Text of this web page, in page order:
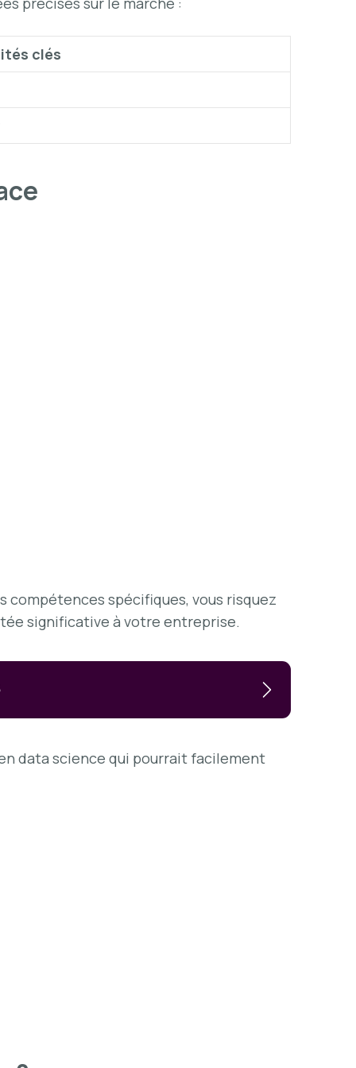
clés
compétences spécifiques, vous risquez
significative à votre entreprise.
data science qui pourrait facilement